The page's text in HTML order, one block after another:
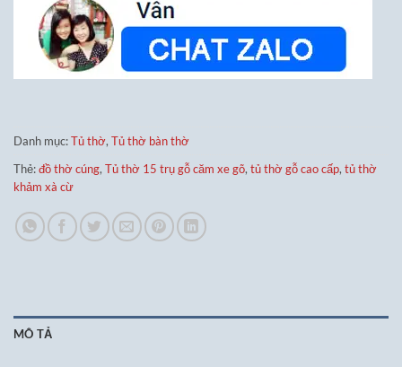
Danh mục:Tủ thờ, Tủ thờ bàn thờ
Thẻ:đồ thờ cúng, Tủ thờ 15 trụ gỗ căm xe gõ, tủ thờ gỗ cao cấp, tủ thờ
khảm xà cừ
MÔ TẢ